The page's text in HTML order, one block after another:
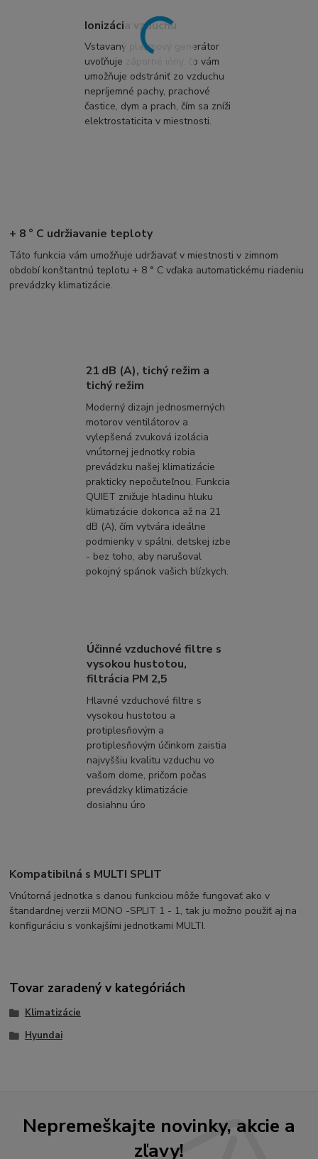
Ionizácia vzduchu
Vstavaný plazmový generátor
uvoľňuje záporné ióny, čo vám
umožňuje odstrániť zo vzduchu
nepríjemné pachy, prachové
častice, dym a prach, čím sa zníži
elektrostaticita v miestnosti.
+ 8 ° C udržiavanie teploty
Táto funkcia vám umožňuje udržiavať v miestnosti v zimnom
období konštantnú teplotu + 8 ° C vďaka automatickému riadeniu
prevádzky klimatizácie.
21 dB (A), tichý režim a
tichý režim
Moderný dizajn jednosmerných
motorov ventilátorov a
vylepšená zvuková izolácia
vnútornej jednotky robia
prevádzku našej klimatizácie
prakticky nepočuteľnou. Funkcia
QUIET znižuje hladinu hluku
klimatizácie dokonca až na 21
dB (A), čím vytvára ideálne
podmienky v spálni, detskej izbe
- bez toho, aby narušoval
pokojný spánok vašich blízkych.
Účinné vzduchové filtre s
vysokou hustotou,
filtrácia PM 2,5
Hlavné vzduchové filtre s
vysokou hustotou a
protiplesňovým a
protiplesňovým účinkom zaistia
najvyššiu kvalitu vzduchu vo
vašom dome, pričom počas
prevádzky klimatizácie
dosiahnu úro
Kompatibilná s MULTI SPLIT
Vnútorná jednotka s danou funkciou môže fungovať ako v
štandardnej verzii MONO -SPLIT 1 - 1, tak ju možno použiť aj na
konfiguráciu s vonkajšími jednotkami MULTI.
Tovar zaradený v kategóriách
Klimatizácie
Hyundai
Nepremeškajte novinky, akcie a
zľavy!